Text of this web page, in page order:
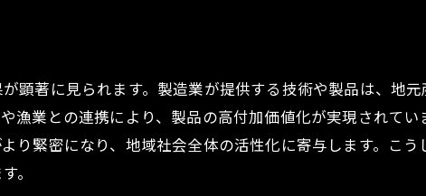
環境問題への対応と持続可能性
技術革新による課題解決の道筋
顕著に見られます。製造業が提供する技術や製品は、地
漁業との連携により、製品の高付加価値化が実現されて
り緊密になり、地域社会全体の活性化に寄与します。こ
。